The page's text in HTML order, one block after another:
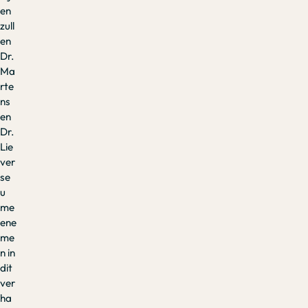
en
zull
en
Dr.
Ma
rte
ns
en
Dr.
Lie
ver
se
u
me
ene
me
n in
dit
ver
ha